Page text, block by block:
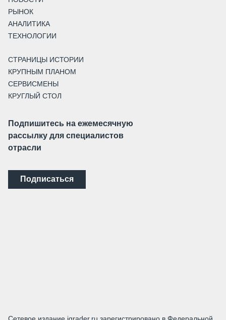
РЫНОК
АНАЛИТИКА
ТЕХНОЛОГИИ
СТРАНИЦЫ ИСТОРИИ
КРУПНЫМ ПЛАНОМ
СЕРВИСМЕНЫ
КРУГЛЫЙ СТОЛ
Подпишитесь на ежемесячную
рассылку для специалистов
отрасли
Подписаться
Сетевое издание igrader.ru зарегистрировано в Федеральной